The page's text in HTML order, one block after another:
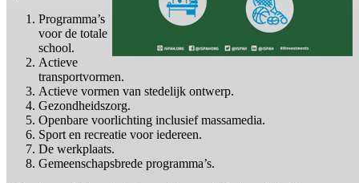
Programma’s
voor de totale
school.
Actieve
transportvormen.
Actieve vormen van stedelijk ontwerp.
Gezondheidszorg.
Openbare voorlichting inclusief massamedia.
Sport en recreatie voor iedereen.
De werkplaats.
Gemeenschapsbrede programma’s.